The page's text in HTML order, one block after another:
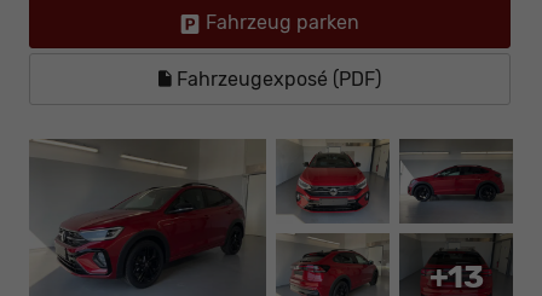
Fahrzeug parken
Fahrzeugexposé (PDF)
+13